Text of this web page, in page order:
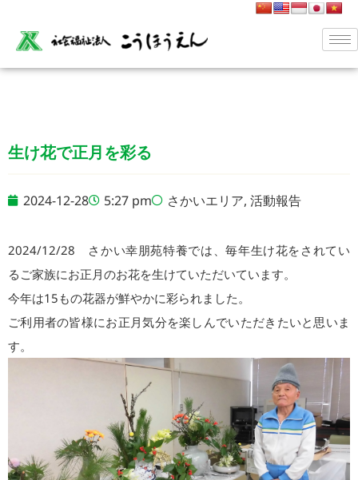
生け花で正月を彩る
2024-12-28 5:27 pm さかいエリア, 活動報告
2024/12/28 さかい幸朋苑特養では、毎年生け花をされてい
るご家族にお正月のお花を生けていただいています。
今年は15もの花器が鮮やかに彩られました。
ご利用者の皆様にお正月気分を楽しんでいただきたいと思いま
す。